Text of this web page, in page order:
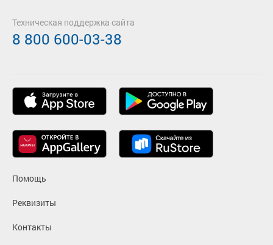
Помощь
Реквизиты
Контакты
Техническая поддержка сайта
8 800 600-03-38